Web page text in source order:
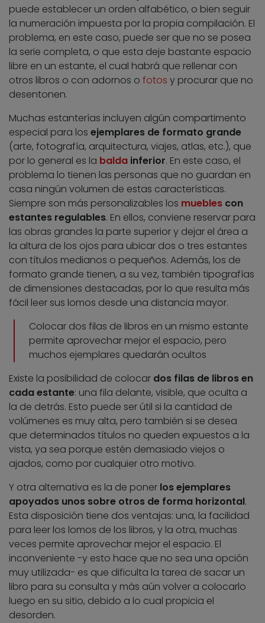
puede establecer un orden alfabético, o bien seguir
la numeración impuesta por la propia compilación. El
problema, en este caso, puede ser que no se posea
la serie completa, o que esta deje bastante espacio
libre en un estante, el cual habrá que rellenar con
otros libros o con adornos o fotos y procurar que no
desentonen.
Muchas estanterías incluyen algún compartimento
especial para los ejemplares de formato grande
(arte, fotografía, arquitectura, viajes, atlas, etc.), que
por lo general es la balda inferior. En este caso, el
problema lo tienen las personas que no guardan en
casa ningún volumen de estas características.
Siempre son más personalizables los muebles con
estantes regulables. En ellos, conviene reservar para
las obras grandes la parte superior y dejar el área a
la altura de los ojos para ubicar dos o tres estantes
con títulos medianos o pequeños. Además, los de
formato grande tienen, a su vez, también tipografías
de dimensiones destacadas, por lo que resulta más
fácil leer sus lomos desde una distancia mayor.
Colocar dos filas de libros en un mismo estante
permite aprovechar mejor el espacio, pero
muchos ejemplares quedarán ocultos
Existe la posibilidad de colocar dos filas de libros en
cada estante: una fila delante, visible, que oculta a
la de detrás. Esto puede ser útil si la cantidad de
volúmenes es muy alta, pero también si se desea
que determinados títulos no queden expuestos a la
vista, ya sea porque estén demasiado viejos o
ajados, como por cualquier otro motivo.
Y otra alternativa es la de poner los ejemplares
apoyados unos sobre otros de forma horizontal.
Esta disposición tiene dos ventajas: una, la facilidad
para leer los lomos de los libros, y la otra, muchas
veces permite aprovechar mejor el espacio. El
inconveniente -y esto hace que no sea una opción
muy utilizada- es que dificulta la tarea de sacar un
libro para su consulta y más aún volver a colocarlo
luego en su sitio, debido a lo cual propicia el
desorden.